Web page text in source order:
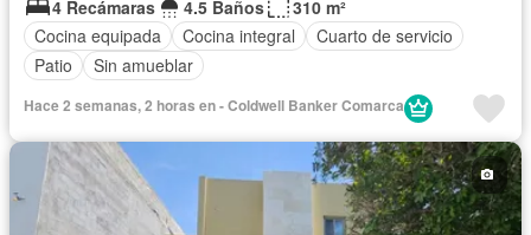
4 Recámaras
4.5 Baños
310 m²
Cocina equipada
Cocina integral
Cuarto de servicio
Patio
Sin amueblar
Hace 2 semanas, 2 horas en - Coldwell Banker Comarca